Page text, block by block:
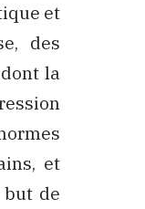
et
des
la
et
but de